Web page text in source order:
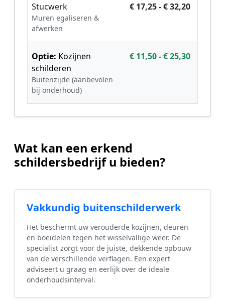
Stucwerk
Muren egaliseren &
afwerken
€ 17,25 - € 32,20
Optie: Kozijnen
schilderen
Buitenzijde (aanbevolen
bij onderhoud)
€ 11,50 - € 25,30
Wat kan een erkend
schildersbedrijf u bieden?
Vakkundig buitenschilderwerk
Het beschermt uw verouderde kozijnen, deuren
en boeidelen tegen het wisselvallige weer. De
specialist zorgt voor de juiste, dekkende opbouw
van de verschillende verflagen. Een expert
adviseert u graag en eerlijk over de ideale
onderhoudsinterval.